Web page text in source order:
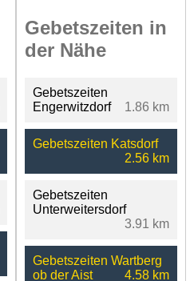
Gebetszeiten in
der Nähe
Gebetszeiten
Engerwitzdorf
1.86 km
Gebetszeiten Katsdorf
2.56 km
Gebetszeiten
Unterweitersdorf
3.91 km
Gebetszeiten Wartberg
ob der Aist
4.58 km